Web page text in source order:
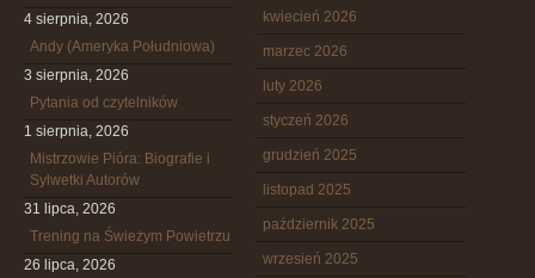
4 sierpnia, 2026
Andy (Ameryka Południowa)
3 sierpnia, 2026
Pytania od czytelników
1 sierpnia, 2026
Mistrzowie Pióra: Biografie i
Sylwetki Autorów
31 lipca, 2026
Trening na Świeżym Powietrzu
26 lipca, 2026
kwiecień 2026
marzec 2026
luty 2026
styczeń 2026
grudzień 2025
listopad 2025
październik 2025
wrzesień 2025